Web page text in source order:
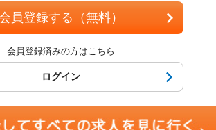
員登録する（無料）
会員登録済みの方はこちら
ログイン